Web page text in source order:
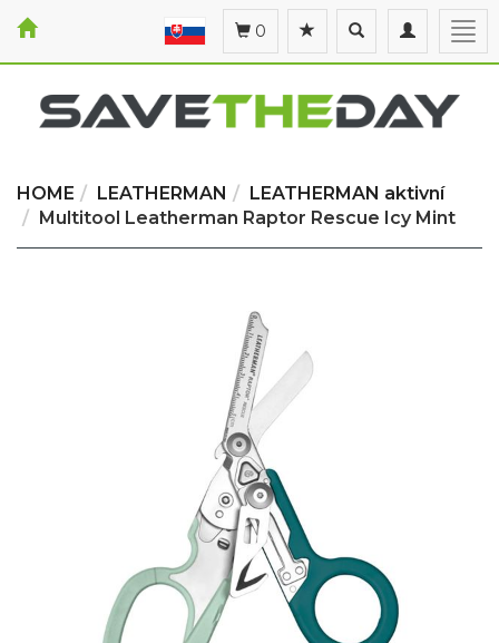
Toggle
navigation
Toggle
search
0
HOME LEATHERMAN
LEATHERMAN aktivní
Multitool Leatherman Raptor Rescue Icy Mint